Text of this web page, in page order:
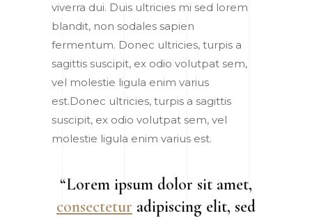
viverra dui. Duis ultricies mi sed lorem
blandit, non sodales sapien
fermentum. Donec ultricies, turpis a
sagittis suscipit, ex odio volutpat sem,
vel molestie ligula enim varius
est.Donec ultricies, turpis a sagittis
suscipit, ex odio volutpat sem, vel
molestie ligula enim varius est.
“Lorem ipsum dolor sit amet,
consectetur adipiscing elit, sed